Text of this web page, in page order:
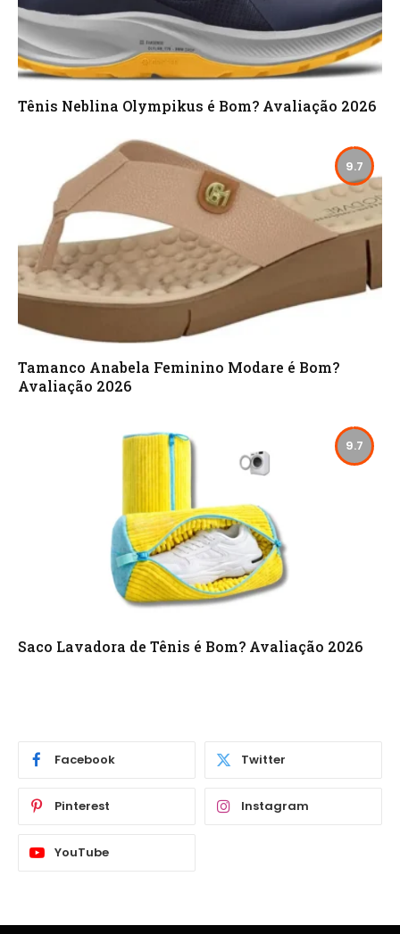
Tênis Neblina Olympikus é Bom? Avaliação 2026
9.7
Tamanco Anabela Feminino Modare é Bom?
Avaliação 2026
9.7
Saco Lavadora de Tênis é Bom? Avaliação 2026
Facebook Twitter
Pinterest Instagram
YouTube